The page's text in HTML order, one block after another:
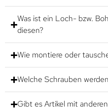
Was ist ein Loch- bzw.
diesen?
Wie montiere oder
Welche Schrauben
Gibt es Artikel mit